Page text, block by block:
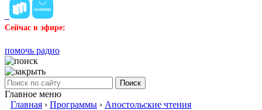
Сейчас в эфире:
помочь радио
Поиск
Главное меню
Главная › Программы › Апостольские чтения